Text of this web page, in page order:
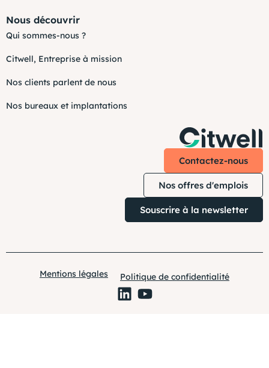
Nous découvrir
Qui sommes-nous ?
Citwell, Entreprise à mission
Nos clients parlent de nous
Nos bureaux et implantations
Contactez-nous
Nos offres d'emplois
Souscrire à la newsletter
Mentions légales Politique de confidentialité